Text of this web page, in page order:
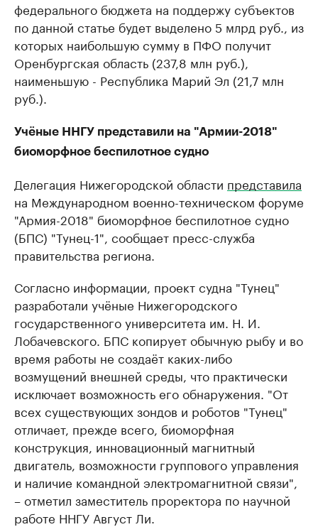
федерального бюджета на поддержу субъектов
по данной статье будет выделено 5 млрд руб., из
которых наибольшую сумму в ПФО получит
Оренбургская область (237,8 млн руб.),
наименьшую - Республика Марий Эл (21,7 млн
руб.).
Учёные ННГУ представили на "Армии-2018"
биоморфное беспилотное судно
Делегация Нижегородской области представила
на Международном военно-техническом форуме
"Армия-2018" биоморфное беспилотное судно
(БПС) "Тунец-1", сообщает пресс-служба
правительства региона.
С​огласно информации, проект судна "Тунец"
разработали учёные Нижегородского
государственного университета им. Н. И.
Лобачевского. БПС копирует обычную рыбу и во
время работы не создаёт каких-либо
возмущений внешней среды, что практически
исключает возможность его обнаружения. "От
всех существующих зондов и роботов "Тунец"
отличает, прежде всего, биоморфная
конструкция, инновационный магнитный
двигатель, возможности группового управления
и наличие командной электромагнитной связи",
– отметил заместитель проректора по научной
работе ННГУ Август Ли.